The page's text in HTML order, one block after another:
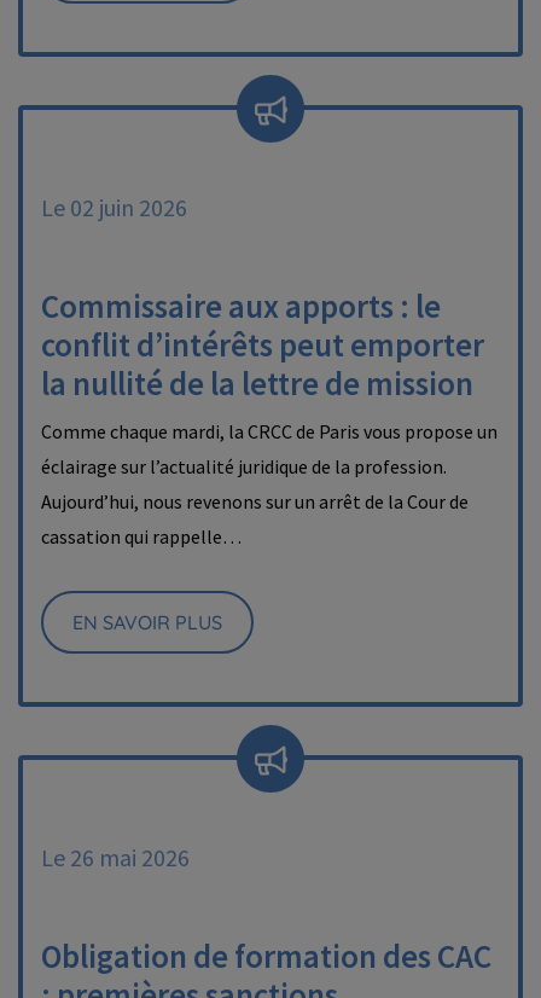
Le 02 juin 2026
Commissaire aux apports : le
conflit d’intérêts peut emporter
la nullité de la lettre de mission
Comme chaque mardi, la CRCC de Paris vous propose un
éclairage sur l’actualité juridique de la profession.
Aujourd’hui, nous revenons sur un arrêt de la Cour de
cassation qui rappelle…
EN SAVOIR PLUS
Le 26 mai 2026
Obligation de formation des CAC